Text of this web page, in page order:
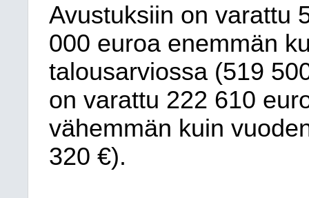
Avustuksiin on varattu
000 euroa enemmän
talousarviossa (519
on varattu 222 610
vähemmän kuin
320 €).